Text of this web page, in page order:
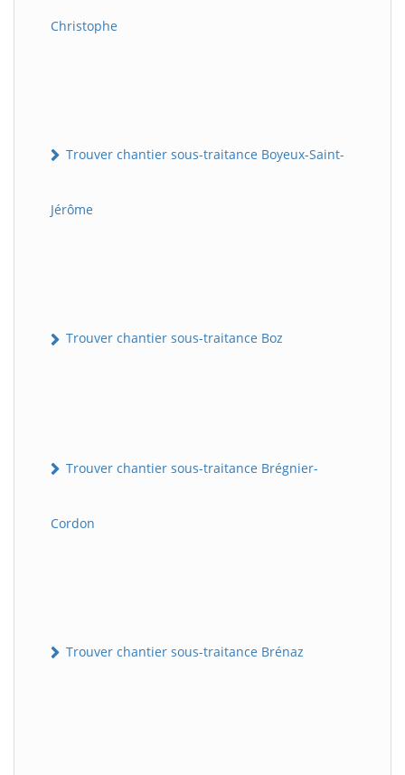
Christophe
Trouver chantier sous-traitance Boyeux-Saint-
Jérôme
Trouver chantier sous-traitance Boz
Trouver chantier sous-traitance Brégnier-
Cordon
Trouver chantier sous-traitance Brénaz